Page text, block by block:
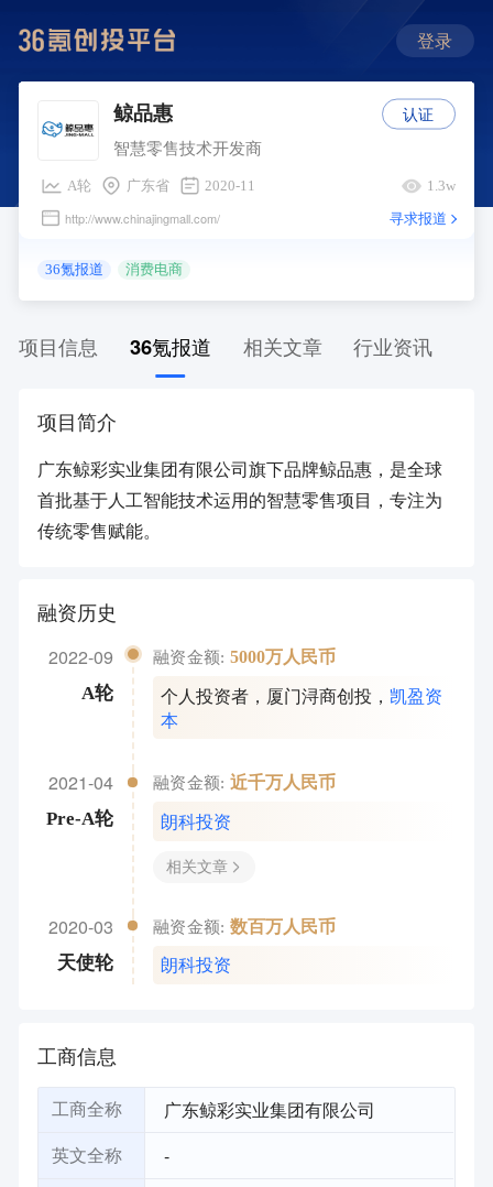
登录
鲸品惠
智慧零售技术开发商
A轮 广东省 2020-11 1.3w
http://www.chinajingmall.com/ 寻求报道
36氪报道 消费电商
认证
项目信息 36氪报道 相关文章 行业资讯
项目简介
广东鲸彩实业集团有限公司旗下品牌鲸品惠，是全球
首批基于人工智能技术运用的智慧零售项目，专注为
传统零售赋能。
融资历史
2022-09
A轮
融资金额: 5000万人民币
个人投资者 ， 厦门浔商创投 ，凯盈资
本
2021-04
Pre-A轮
融资金额: 近千万人民币
朗科投资
相关文章
2020-03
天使轮
融资金额: 数百万人民币
朗科投资
工商信息
工商全称 广东鲸彩实业集团有限公司
英文全称 -